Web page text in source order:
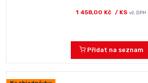
1 458,00 Kč / KS vč. DPH
Přidat na seznam